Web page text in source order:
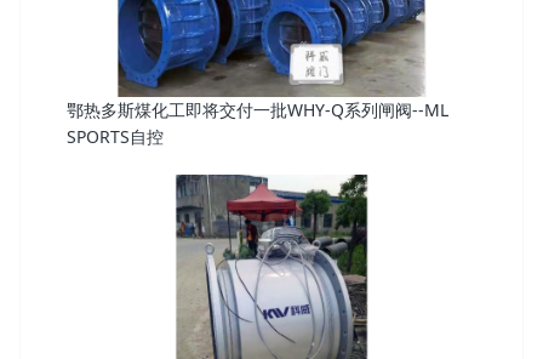
鄂热多斯煤化工即将交付一批WHY-Q系列闸阀--ML
SPORTS自控